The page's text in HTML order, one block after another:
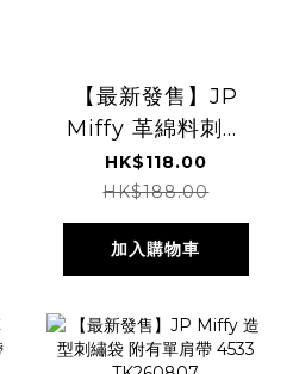
【最新發售】JP
Miffy 革綿料刺繡
鐵夾長形散子包
Multi Ring 4533
TK260807
HK$118.00
HK$188.00
加入購物車